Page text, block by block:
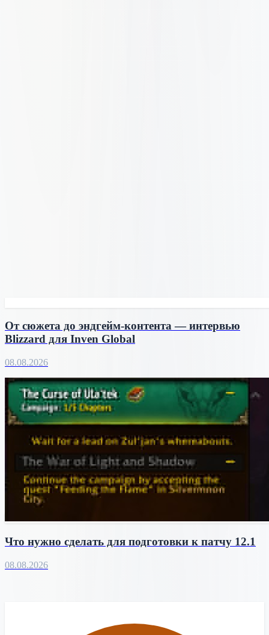
От сюжета до эндгейм-контента — интервью
Blizzard для Inven Global
08.08.2026
Что нужно сделать для подготовки к патчу 12.1
08.08.2026